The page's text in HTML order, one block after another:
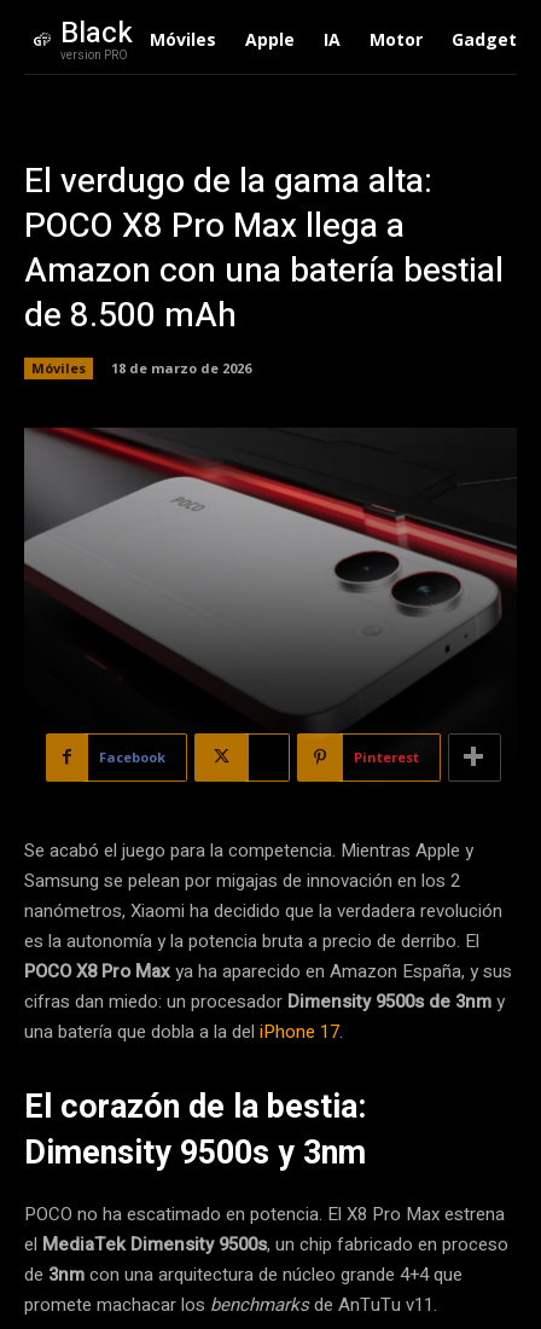
Black
version PRO
Móviles Apple IA Motor Gadgets
El verdugo de la gama alta:
POCO X8 Pro Max llega a
Amazon con una batería bestial
de 8.500 mAh
Móviles 18 de marzo de 2026
Facebook Pinterest
Se acabó el juego para la competencia. Mientras Apple y
Samsung se pelean por migajas de innovación en los 2
nanómetros, Xiaomi ha decidido que la verdadera revolución
es la autonomía y la potencia bruta a precio de derribo. El
POCO X8 Pro Maxya ha aparecido en Amazon España, y sus
cifras dan miedo: un procesador Dimensity 9500s de 3nmy
una batería que dobla a la del iPhone 17.
El corazón de la bestia:
Dimensity 9500s y 3nm
POCO no ha escatimado en potencia. El X8 Pro Max estrena
el MediaTek Dimensity 9500s, un chip fabricado en proceso
de 3nmcon una arquitectura de núcleo grande 4+4 que
promete machacar los benchmarksde AnTuTu v11.